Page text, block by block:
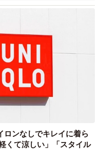
ンなしでキレイに着ら
くて涼しい」「スタイル